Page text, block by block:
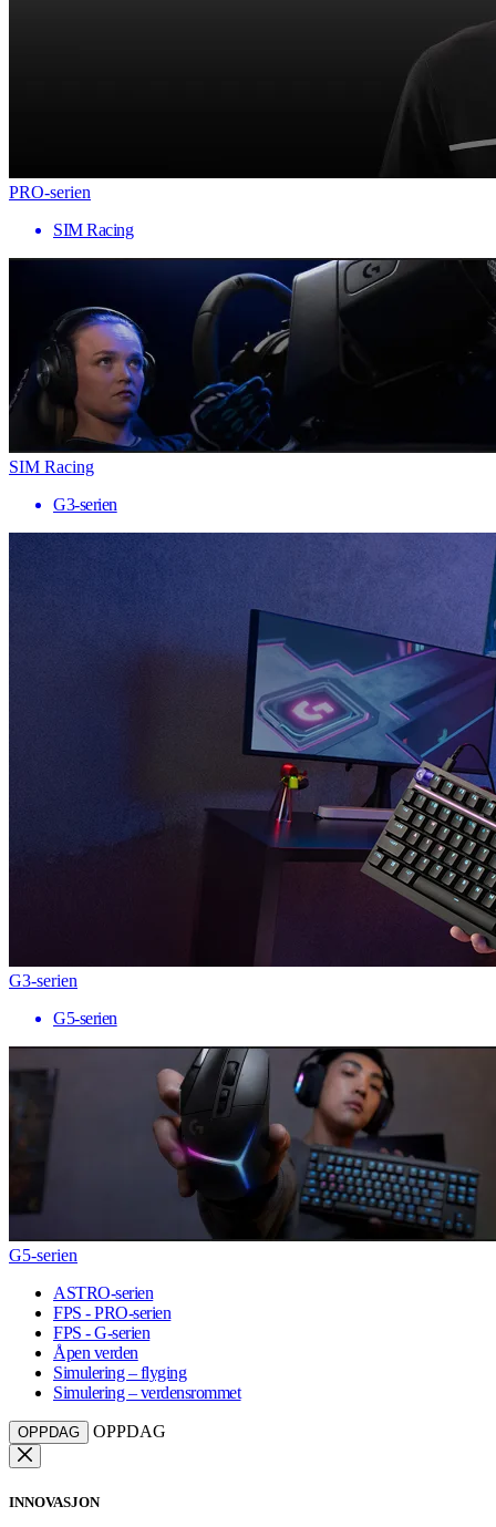
PRO-serien
SIM Racing
SIM Racing
G3-serien
G3-serien
G5-serien
G5-serien
ASTRO-serien
FPS - PRO-serien
FPS - G-serien
Åpen verden
Simulering – flyging
Simulering – verdensrommet
OPPDAG OPPDAG
INNOVASJON